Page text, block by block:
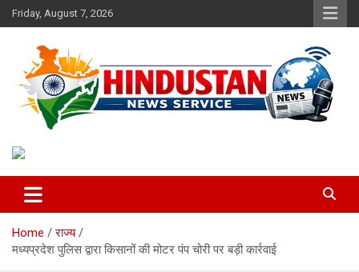
Skip
to
Friday, August 7, 2026
Hindustan News Service
Home
राज्य
मध्यप्रदेश पुलिस द्वारा किसानों की मोटर पंप चोरी पर बड़ी कार्रवाई